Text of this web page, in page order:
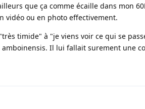
que ça comme écaille dans mon
vidéo ou en photo effectivement.
timide" à "je viens voir ce qui se
Il lui fallait surement une